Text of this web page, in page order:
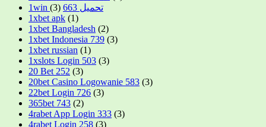
1win تحميل 663
(3)
1xbet apk (1)
1xbet Bangladesh (2)
1xbet Indonesia 739 (3)
1xbet russian (1)
1xslots Login 503 (3)
20 Bet 252 (3)
20bet Casino Logowanie 583 (3)
22bet Login 726 (3)
365bet 743 (2)
4rabet App Login 333 (3)
4rabet Login 258 (3)